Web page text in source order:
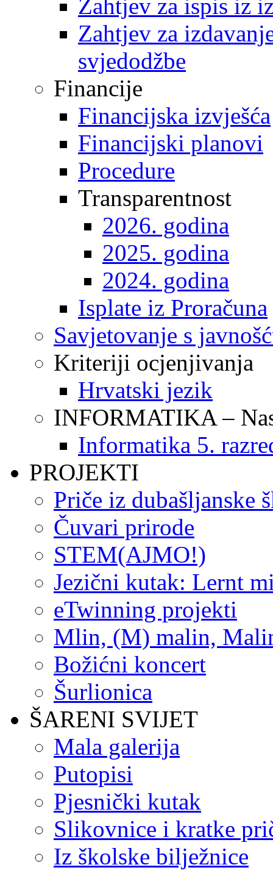
Zahtjev za ispis iz
Zahtjev za
svjedodžbe
Financije
Financijska izvješća
Financijski planovi
Procedure
Transparentnost
2026. godina
2025. godina
2024. godina
Isplate iz Proračuna
Savjetovanje s
Kriteriji ocjenjivanja
Hrvatski jezik
INFORMATIKA –
Informatika 5.
PROJEKTI
Priče iz dubašljanske
Čuvari prirode
STEM(AJMO!)
Jezični kutak: Lernt
eTwinning projekti
Mlin, (M) malin,
Božićni koncert
Šurlionica
ŠARENI SVIJET
Mala galerija
Putopisi
Pjesnički kutak
Slikovnice i kratke
Iz školske bilježnice